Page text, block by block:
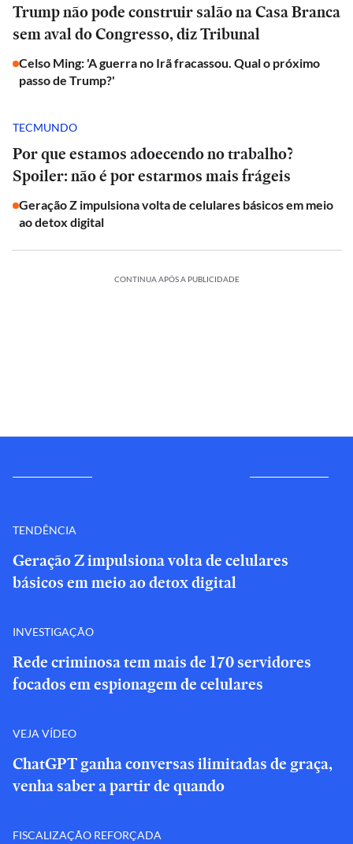
Trump não pode construir salão na Casa Branca
sem aval do Congresso, diz Tribunal
Celso Ming: 'A guerra no Irã fracassou. Qual o próximo
passo de Trump?'
TECMUNDO
Por que estamos adoecendo no trabalho?
Spoiler: não é por estarmos mais frágeis
Geração Z impulsiona volta de celulares básicos em meio
ao detox digital
CONTINUA APÓS A PUBLICIDADE
TENDÊNCIA
Geração Z impulsiona volta de celulares
básicos em meio ao detox digital
INVESTIGAÇÃO
Rede criminosa tem mais de 170 servidores
focados em espionagem de celulares
VEJA VÍDEO
ChatGPT ganha conversas ilimitadas de graça,
venha saber a partir de quando
FISCALIZAÇÃO REFORÇADA